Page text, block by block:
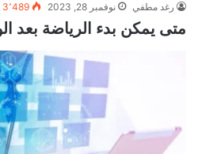
رغد مطفي نوفمبر 28, 2023 3٬489
متى يمكن بدء الرياضة بعد